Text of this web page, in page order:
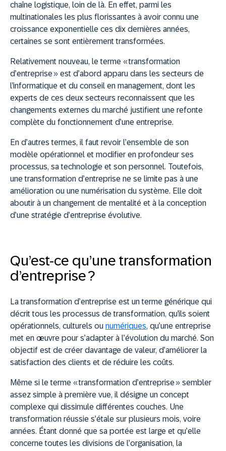
chaîne logistique, loin de là. En effet, parmi les
multinationales les plus florissantes à avoir connu une
croissance exponentielle ces dix dernières années,
certaines se sont entièrement transformées.
Relativement nouveau, le terme « transformation
d’entreprise » est d’abord apparu dans les secteurs de
l’informatique et du conseil en management, dont les
experts de ces deux secteurs reconnaissent que les
changements externes du marché justifient une refonte
complète du fonctionnement d’une entreprise.
En d’autres termes, il faut revoir l’ensemble de son
modèle opérationnel et modifier en profondeur ses
processus, sa technologie et son personnel. Toutefois,
une transformation d’entreprise ne se limite pas à une
amélioration ou une numérisation du système. Elle doit
aboutir à un changement de mentalité et à la conception
d’une stratégie d’entreprise évolutive.
Qu’est-ce qu’une transformation
d’entreprise ?
La transformation d’entreprise est un terme générique qui
décrit tous les processus de transformation, qu’ils soient
opérationnels, culturels ou numériques, qu’une entreprise
met en œuvre pour s’adapter à l’évolution du marché. Son
objectif est de créer davantage de valeur, d’améliorer la
satisfaction des clients et de réduire les coûts.
Même si le terme « transformation d’entreprise » sembler
assez simple à première vue, il désigne un concept
complexe qui dissimule différentes couches. Une
transformation réussie s’étale sur plusieurs mois, voire
années. Étant donné que sa portée est large et qu’elle
concerne toutes les divisions de l’organisation, la